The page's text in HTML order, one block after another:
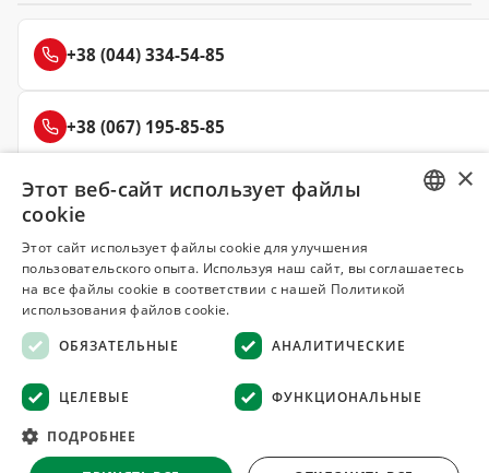
+38 (044) 334-54-85
+38 (067) 195-85-85
+38 (050) 145-85-45
Делюкс
СПЕЦИИ И ПРЯНОСТИ
© 2008–2026 Магазин специй и пряностей Делюкс, Киев
Все материалы на сайте защищены авторским правом
Оферта · Возврат товара · Гарантия качества ·
UKRAINIAN
×
Этот веб-сайт использует файлы
cookie
Этот сайт использует файлы cookie для улучшения
пользовательского опыта. Используя наш сайт, вы соглашаетесь
на все файлы cookie в соответствии с нашей Политикой
использования файлов cookie.
ОБЯЗАТЕЛЬНЫЕ
АНАЛИТИЧЕСКИЕ
ЦЕЛЕВЫЕ ФУНКЦИОНАЛЬНЫЕ
ПОДРОБНЕЕ